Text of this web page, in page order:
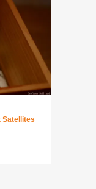
Satellites